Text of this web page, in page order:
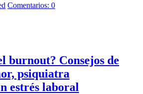
Comentarios: 0
burnout? Consejos de
psiquiatra
estrés laboral